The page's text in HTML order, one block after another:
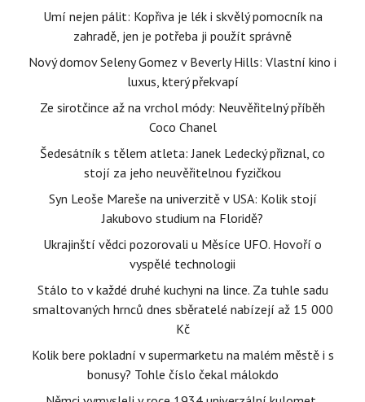
Umí nejen pálit: Kopřiva je lék i skvělý pomocník na
zahradě, jen je potřeba ji použít správně
Nový domov Seleny Gomez v Beverly Hills: Vlastní kino i
luxus, který překvapí
Ze sirotčince až na vrchol módy: Neuvěřitelný příběh
Coco Chanel
Šedesátník s tělem atleta: Janek Ledecký přiznal, co
stojí za jeho neuvěřitelnou fyzičkou
Syn Leoše Mareše na univerzitě v USA: Kolik stojí
Jakubovo studium na Floridě?
Ukrajinští vědci pozorovali u Měsíce UFO. Hovoří o
vyspělé technologii
Stálo to v každé druhé kuchyni na lince. Za tuhle sadu
smaltovaných hrnců dnes sběratelé nabízejí až 15 000
Kč
Kolik bere pokladní v supermarketu na malém městě i s
bonusy? Tohle číslo čekal málokdo